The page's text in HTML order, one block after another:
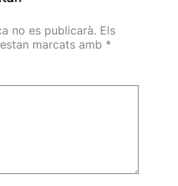
no es publicarà. Els
marcats amb *